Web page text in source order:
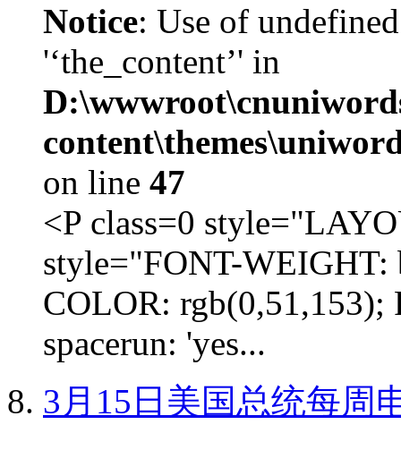
Notice: Use of
'‘the_content’' in
on line 47
<P class=0
style="FONT-
COLOR:
spacerun: 'yes...
3月15日美国总统每周